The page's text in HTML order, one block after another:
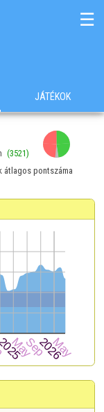
☰
JÁTÉKOK
(3521)
átlagos pontszáma